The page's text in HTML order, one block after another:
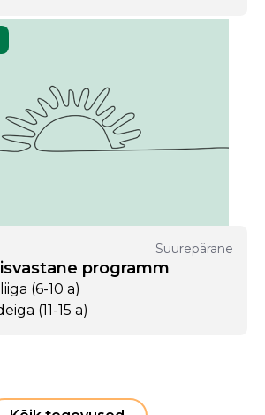
Suurepärane
programm
(6-10 a)
(11-15 a)